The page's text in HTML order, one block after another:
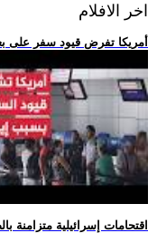
اخر الافلام
.. أمريكا تفرض قيود سفر على
.. 5 اقتحامات إسرائيلية